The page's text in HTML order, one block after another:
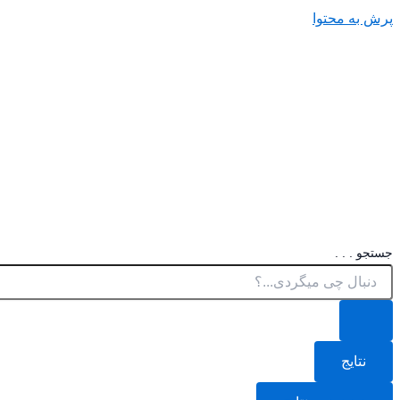
پرش به محتوا
جستجو . . .
نتایج